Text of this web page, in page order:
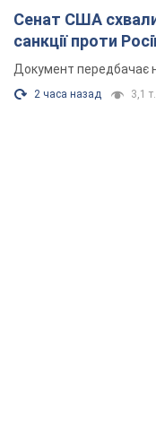
Сенат США
санкції проти
Документ передбачає
2 часа назад 3,1 т.